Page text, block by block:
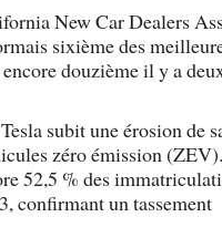
New Car Dealers
sixième des
douzième il y a
subit une érosion de
zéro émission
52,5 % des
confirmant un tassement